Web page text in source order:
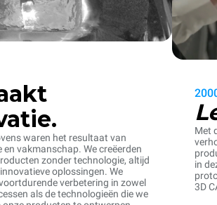
waren het resultaat van
en vakmanschap. We creëerden
zonder technologie, altijd
oplossingen. We
verbetering in zowel
als de technologieën die we
Met
in
3D